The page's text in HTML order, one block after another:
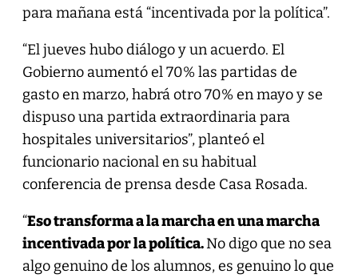
para mañana está “incentivada por la política”.
“El jueves hubo diálogo y un acuerdo. El
Gobierno aumentó el 70% las partidas de
gasto en marzo, habrá otro 70% en mayo y se
dispuso una partida extraordinaria para
hospitales universitarios”, planteó el
funcionario nacional en su habitual
conferencia de prensa desde Casa Rosada.
“Eso transforma a la marcha en una marcha
incentivada por la política.No digo que no sea
algo genuino de los alumnos, es genuino lo que